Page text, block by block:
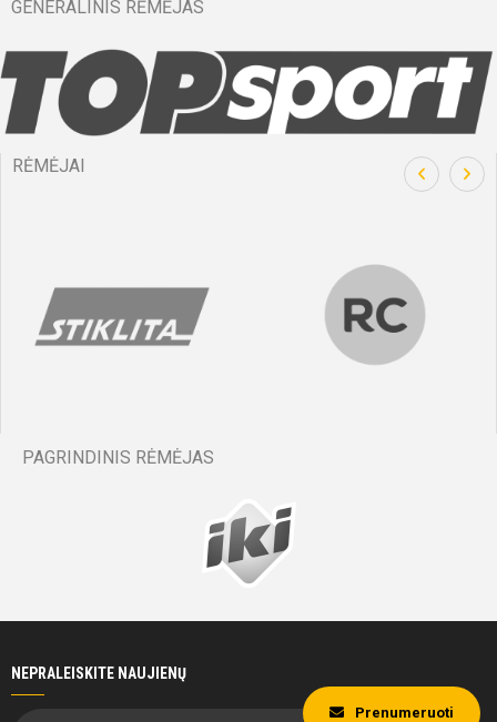
GENERALINIS RĖMĖJAS
RĖMĖJAI
PAGRINDINIS RĖMĖJAS
NEPRALEISKITE NAUJIENŲ
Prenumeruoti